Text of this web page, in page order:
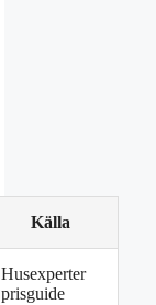
Källa
Husexperter
prisguide